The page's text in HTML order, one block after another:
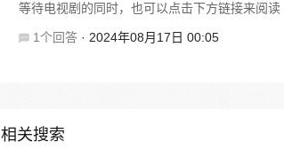
等待电视剧的同时，也可以点击下方链接来阅读
1个回答 · 2024年08月17日 00:05
相关搜索